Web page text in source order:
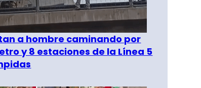
a hombre caminando por
y 8 estaciones de la Línea 5